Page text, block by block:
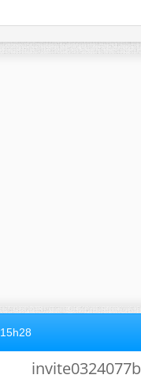
15h28
invite0324077b